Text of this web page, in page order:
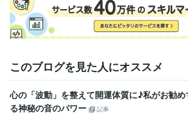
このブログを見た人にオススメ
心の「波動」を整えて開運体質に♪私がお勧め
る神秘の音のパワー
記事